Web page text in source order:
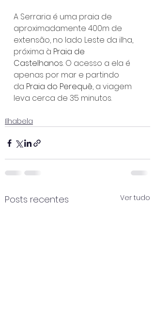
A Serraria é uma praia de
aproximadamente 400m de
extensão, no lado Leste da ilha,
próxima à Praia de
Castelhanos. O acesso a ela é
apenas por mar e partindo
da Praia do Perequê, a viagem
leva cerca de 35 minutos.
Ilhabela
Posts recentes Ver tudo